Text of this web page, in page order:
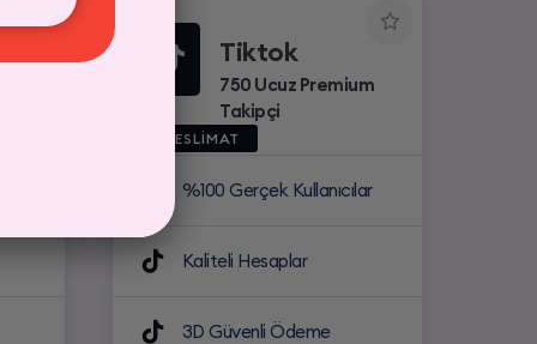
Tiktok
750 Ucuz Premium
Takipçi
HIZLI TESLİMAT
%100 Gerçek Kullanıcılar
Kaliteli Hesaplar
3D Güvenli Ödeme